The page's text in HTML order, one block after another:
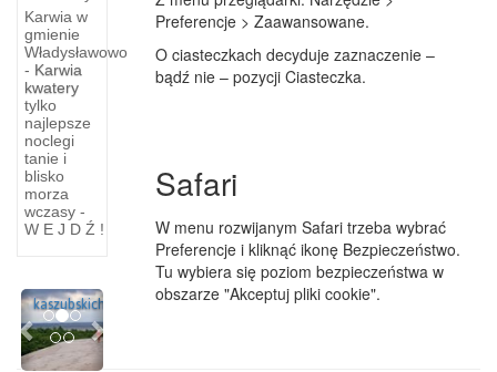
Karwia w
gmienie
Władysławowo
- Karwia
kwatery
tylko
najlepsze
noclegi
tanie i
blisko
morza
wczasy -
W E J D Ź !
Kaszubski
pisarz
z
powiatu
Był
jedynym
chyba
huma­
kaszubskich
PreviousNext
Preferencje > Zaawansowane.
O ciasteczkach decyduje zaznaczenie –
bądź nie – pozycji Ciasteczka.
Safari
W menu rozwijanym Safari trzeba wybrać
Preferencje i kliknąć ikonę Bezpieczeństwo.
Tu wybiera się poziom bezpieczeństwa w
obszarze "Akceptuj pliki cookie".